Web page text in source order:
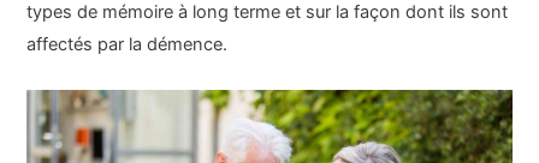
types de mémoire à long terme et sur la façon dont ils sont
affectés par la démence.